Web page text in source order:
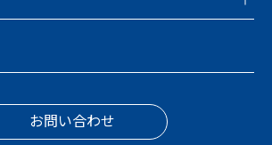
お問い合わせ